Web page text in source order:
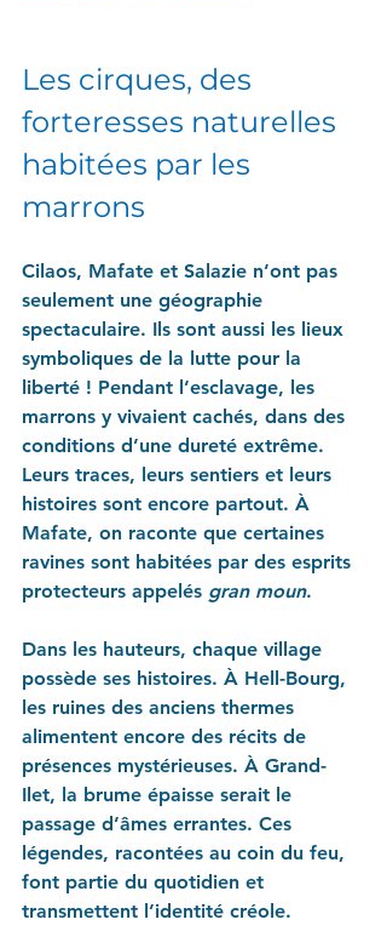
Les cirques, des
forteresses naturelles
habitées par les
marrons
Cilaos, Mafate et Salazie n’ont pas
seulement une géographie
spectaculaire. Ils sont aussi les lieux
symboliques de la lutte pour la
liberté ! Pendant l’esclavage, les
marrons y vivaient cachés, dans des
conditions d’une dureté extrême.
Leurs traces, leurs sentiers et leurs
histoires sont encore partout. À
Mafate, on raconte que certaines
ravines sont habitées par des esprits
protecteurs appelés gran moun.
Dans les hauteurs, chaque village
possède ses histoires. À Hell-Bourg,
les ruines des anciens thermes
alimentent encore des récits de
présences mystérieuses. À Grand-
Ilet, la brume épaisse serait le
passage d’âmes errantes. Ces
légendes, racontées au coin du feu,
font partie du quotidien et
transmettent l’identité créole.